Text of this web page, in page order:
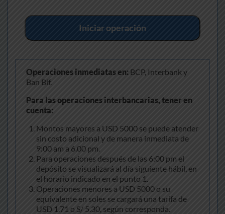
Iniciar operación
Operaciones inmediatas en: BCP, Interbank y
Ban Bif.
Para las operaciones interbancarias, tener en
cuenta:
Montos mayores a USD 5000 se puede atender
sin costo adicional y de manera inmediata de
9:00 am a 6.00 pm.
Para operaciones después de las 6:00 pm el
depósito se visualizará al día siguiente hábil, en
el horario indicado en el punto 1.
Operaciones menores a USD 5000 o su
equivalente en soles se cargará una tarifa de
USD 1.71 o S/ 5.30, según corresponda.